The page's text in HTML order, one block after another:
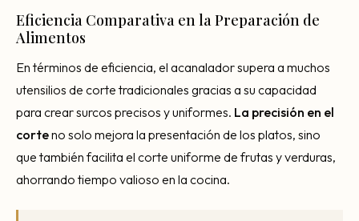
Eficiencia Comparativa en la Preparación de
Alimentos
En términos de eficiencia, el acanalador supera a muchos
utensilios de corte tradicionales gracias a su capacidad
para crear surcos precisos y uniformes. La precisión en el
corteno solo mejora la presentación de los platos, sino
que también facilita el corte uniforme de frutas y verduras,
ahorrando tiempo valioso en la cocina.